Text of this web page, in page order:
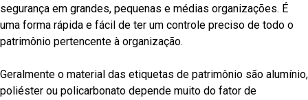
segurança em grandes, pequenas e médias organizações. É
uma forma rápida e fácil de ter um controle preciso de todo o
patrimônio pertencente à organização.
Geralmente o material das etiquetas de patrimônio são alumínio,
poliéster ou policarbonato depende muito do fator de